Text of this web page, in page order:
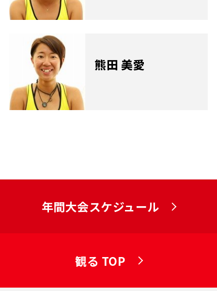
熊田 美愛
年間大会スケジュール
観る TOP